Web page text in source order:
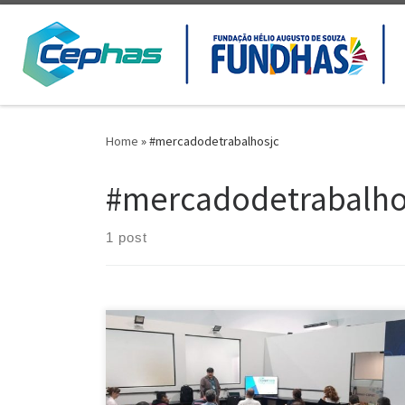
Skip to content
Home »#mercadodetrabalhosjc
1 post